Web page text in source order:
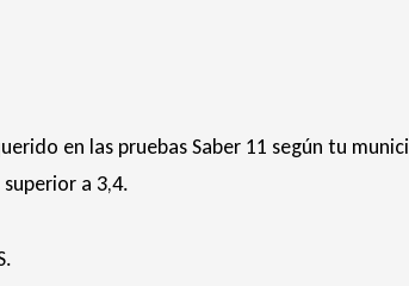
en las pruebas Saber 11 según tu
a 3,4.